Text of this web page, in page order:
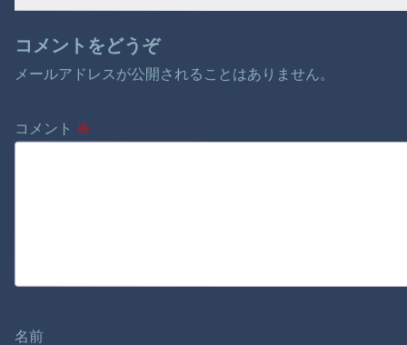
コメントをどうぞ
メールアドレスが公開されることはありません。
コメント ※
名前